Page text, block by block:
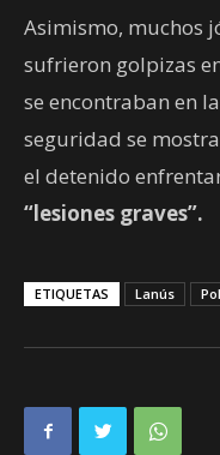
Asimismo, muchos
sufrieron golpizas
se encontraban en
seguridad se
el detenido
“lesiones graves”.
ETIQUETAS Lanús